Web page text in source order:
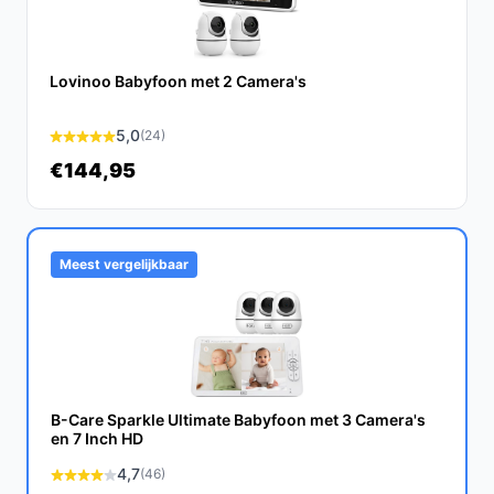
Veelgestelde vragen
Hoe lang gaat dit product mee?
De Gigaset Baby 700 heeft een verwachte levensduur
onderhouden.
Is dit geschikt voor gebruik in een grote ruimte?
Ja, het heeft een bereik tot 300 meter, wat het geschikt
Wat zijn de belangrijkste verschillen met andere
In vergelijking met andere babyfoons biedt de Gigaset
Baby 700 unieke functies zoals kleurennachtzicht, een
gebruiksvriendelijke app en tweewegcommunicatie.
Lovinoo Babyfoon met 2 Camera's
5,0(24)
€144,95
Meest vergelijkbaar
B-Care Sparkle Ultimate Babyfoon met 3 Camera's
en 7 Inch HD
4,7(46)